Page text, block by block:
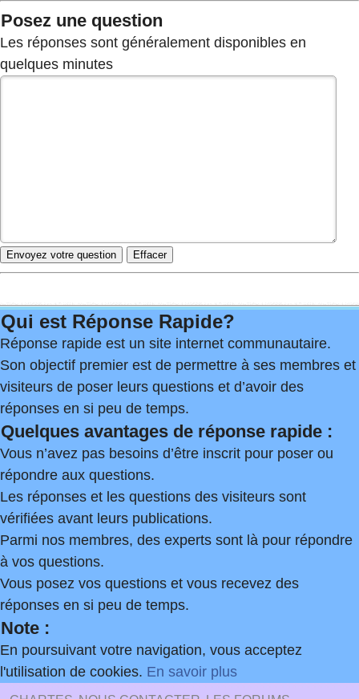
Posez une question
Les réponses sont généralement disponibles en
quelques minutes
Qui est Réponse Rapide?
Réponse rapide est un site internet communautaire.
Son objectif premier est de permettre à ses membres et
visiteurs de poser leurs questions et d’avoir des
réponses en si peu de temps.
Quelques avantages de réponse rapide :
Vous n’avez pas besoins d’être inscrit pour poser ou
répondre aux questions.
Les réponses et les questions des visiteurs sont
vérifiées avant leurs publications.
Parmi nos membres, des experts sont là pour répondre
à vos questions.
Vous posez vos questions et vous recevez des
réponses en si peu de temps.
Note :
En poursuivant votre navigation, vous acceptez
l'utilisation de cookies. En savoir plus